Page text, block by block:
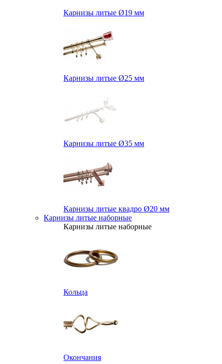
Карнизы литые Ø19 мм
Карнизы литые Ø25 мм
Карнизы литые Ø35 мм
Карнизы литые квадро Ø20 мм
Карнизы литые наборные
Карнизы литые наборные
Кольца
Окончания